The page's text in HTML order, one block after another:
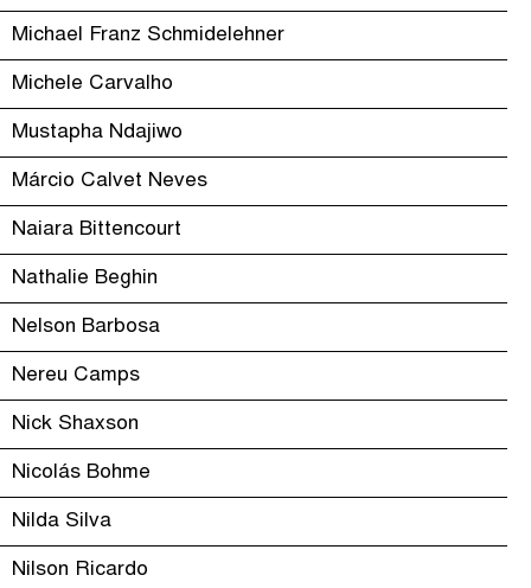
Michael Franz Schmidelehner
Michele Carvalho
Mustapha Ndajiwo
Márcio Calvet Neves
Naiara Bittencourt
Nathalie Beghin
Nelson Barbosa
Nereu Camps
Nick Shaxson
Nicolás Bohme
Nilda Silva
Nilson Ricardo